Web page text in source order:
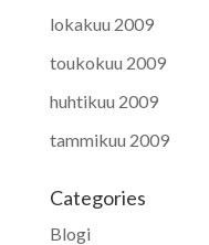
lokakuu 2009
toukokuu 2009
huhtikuu 2009
tammikuu 2009
Categories
Blogi